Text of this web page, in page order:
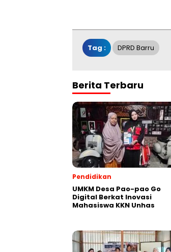
Tag : DPRD Barru
Berita Terbaru
Pendidikan
UMKM Desa Pao-pao Go
Digital Berkat Inovasi
Mahasiswa KKN Unhas